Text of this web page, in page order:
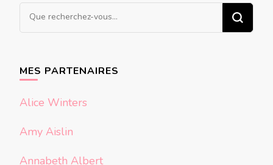
Vous
recherchiez
MES PARTENAIRES
Alice Winters
Amy Aislin
Annabeth Albert